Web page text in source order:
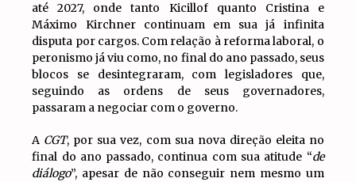
até 2027, onde tanto Kicillof quanto Cristina e
Máximo Kirchner continuam em sua já infinita
disputa por cargos. Com relação à reforma laboral, o
peronismo já viu como, no final do ano passado, seus
blocos se desintegraram, com legisladores que,
seguindo as ordens de seus governadores,
passaram a negociar com o governo.
A CGT, por sua vez, com sua nova direção eleita no
final do ano passado, continua com sua atitude “de
diálogo”, apesar de não conseguir nem mesmo um